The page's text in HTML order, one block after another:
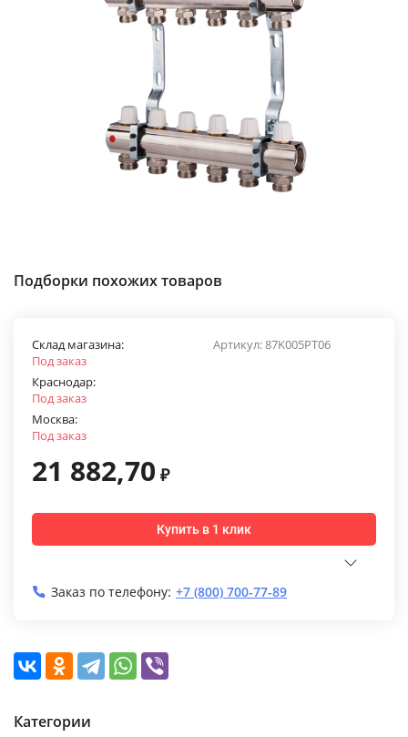
Подборки похожих товаров
Артикул:87K005PT06
Склад магазина:
Под заказ
Краснодар:
Под заказ
Москва:
Под заказ
21 882,70 ₽
Купить в 1 клик
Заказ по телефону: +7 (800) 700-77-89
Категории